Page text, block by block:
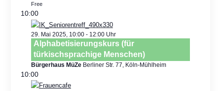
Free
10:00
29. Mai 2025, 10:00- 12:00
Alphabetisierungskurs (für
türkischsprachige Menschen)
Bürgerhaus MüZe Berliner Str. 77, Köln-Mühlheim
10:00